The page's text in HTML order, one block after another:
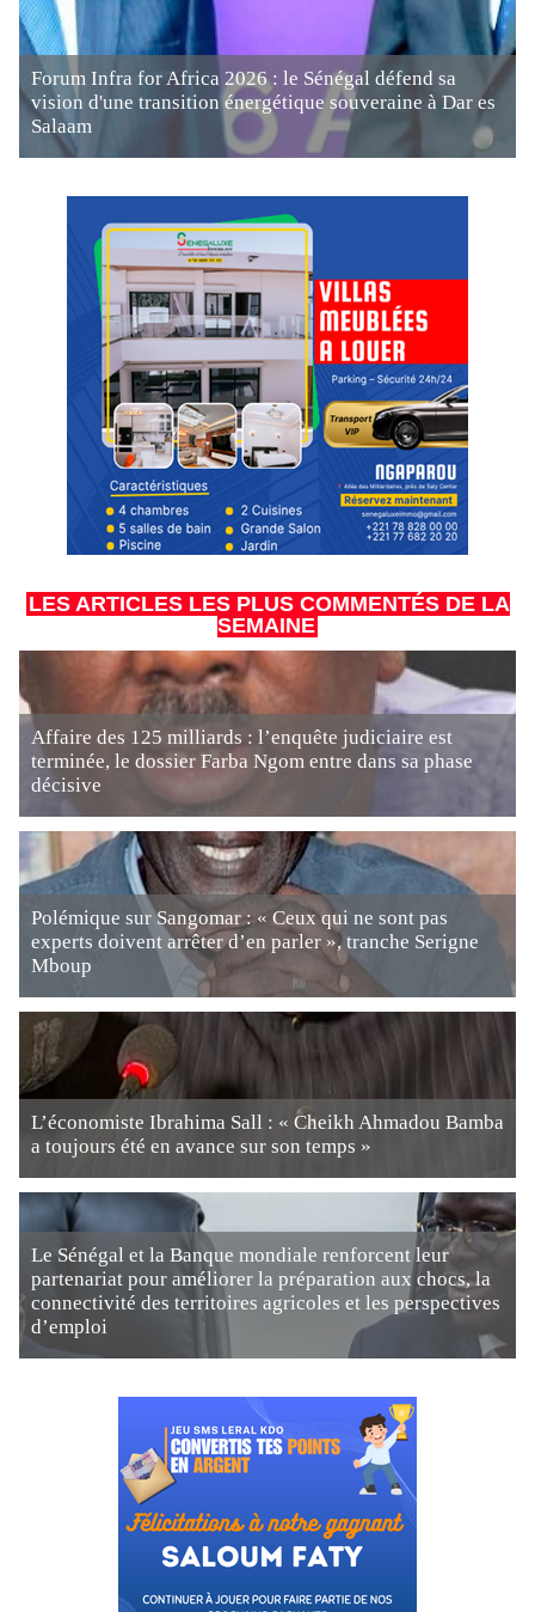
Forum Infra for Africa 2026 : le Sénégal défend sa
vision d'une transition énergétique souveraine à Dar es
Salaam
LES ARTICLES LES PLUS COMMENTÉS DE LA
SEMAINE
Affaire des 125 milliards : l’enquête judiciaire est
terminée, le dossier Farba Ngom entre dans sa phase
décisive
Polémique sur Sangomar : « Ceux qui ne sont pas
experts doivent arrêter d’en parler », tranche Serigne
Mboup
L’économiste Ibrahima Sall : « Cheikh Ahmadou Bamba
a toujours été en avance sur son temps »
Le Sénégal et la Banque mondiale renforcent leur
partenariat pour améliorer la préparation aux chocs, la
connectivité des territoires agricoles et les perspectives
d’emploi